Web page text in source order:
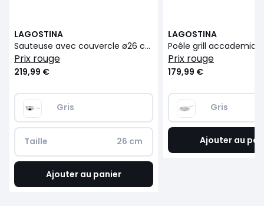
LAGOSTINA
Sauteuse avec couvercle ø26 cm accademia lagofusion inox
prix rouge
219,99 €
Gris
Taille 26 cm
Ajouter au panier
LAGOSTINA
prix rouge
179,99 €
Gris
Ajouter au